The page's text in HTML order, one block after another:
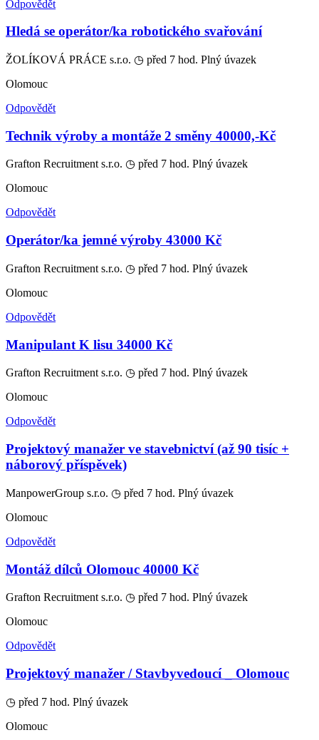
Odpovědět
Hledá se operátor/ka robotického svařování
ŽOLÍKOVÁ PRÁCE s.r.o. ◷ před 7 hod. Plný úvazek
Olomouc
Odpovědět
Technik výroby a montáže 2 směny 40000,-Kč
Grafton Recruitment s.r.o. ◷ před 7 hod. Plný úvazek
Olomouc
Odpovědět
Operátor/ka jemné výroby 43000 Kč
Grafton Recruitment s.r.o. ◷ před 7 hod. Plný úvazek
Olomouc
Odpovědět
Manipulant K lisu 34000 Kč
Grafton Recruitment s.r.o. ◷ před 7 hod. Plný úvazek
Olomouc
Odpovědět
Projektový manažer ve stavebnictví (až 90 tisíc +
náborový příspěvek)
ManpowerGroup s.r.o. ◷ před 7 hod. Plný úvazek
Olomouc
Odpovědět
Montáž dílců Olomouc 40000 Kč
Grafton Recruitment s.r.o. ◷ před 7 hod. Plný úvazek
Olomouc
Odpovědět
Projektový manažer / Stavbyvedoucí _ Olomouc
◷ před 7 hod. Plný úvazek
Olomouc